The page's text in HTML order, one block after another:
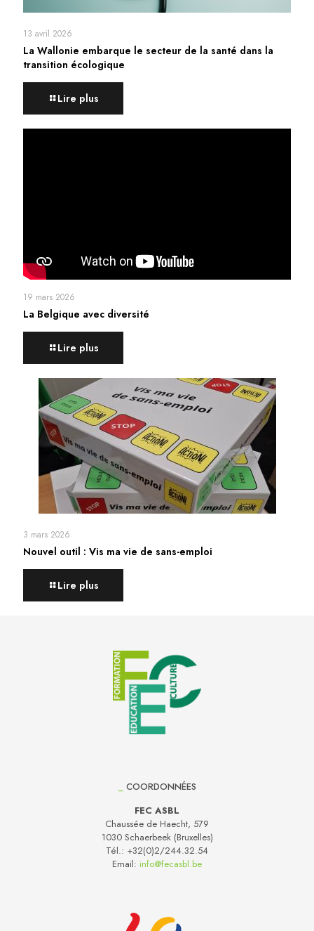
13 avril 2026
La Wallonie embarque le secteur de la santé dans la
transition écologique
Lire plus
19 mars 2026
La Belgique avec diversité
Lire plus
3 mars 2026
Nouvel outil : Vis ma vie de sans-emploi
Lire plus
COORDONNÉES
FEC ASBL
Chaussée de Haecht, 579
1030 Schaerbeek (Bruxelles)
Tél.: +32(0)2/244.32.54
Email: info@fecasbl.be